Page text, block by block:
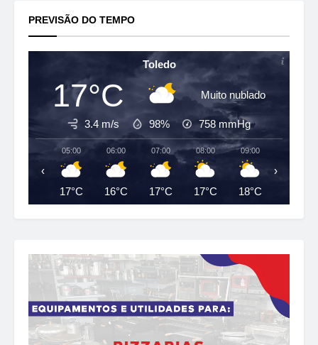
PREVISÃO DO TEMPO
Toledo
17°C Muito nublado
3.4 m/s 98% 758 mmHg
05:00
17°C
06:00
16°C
07:00
17°C
08:00
17°C
09:00
18°C
‹ ›